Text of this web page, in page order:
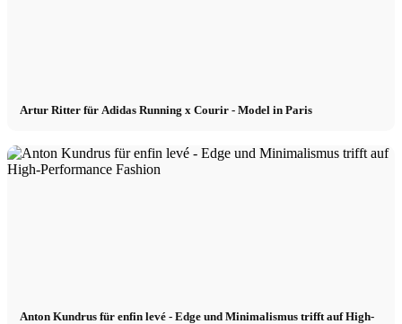
Artur Ritter für Adidas Running x Courir - Model in Paris
Anton Kundrus für enfin levé - Edge und Minimalismus trifft auf High-